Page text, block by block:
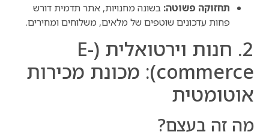
תחזוקה פשוטה: בשונה מחנויות, אתר תדמית דורש
פחות עדכונים שוטפים של מלאים, משלוחים ומחירים.
2. חנות וירטואלית (E-
commerce): מכונת מכירות
אוטומטית
מה זה בעצם?